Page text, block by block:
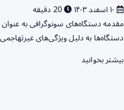
20 دقیقه
مقدمه دستگاه‌های سونوگرافی به
دستگاه‌ها به دلیل ویژگی‌های
بیشتر بخوانید